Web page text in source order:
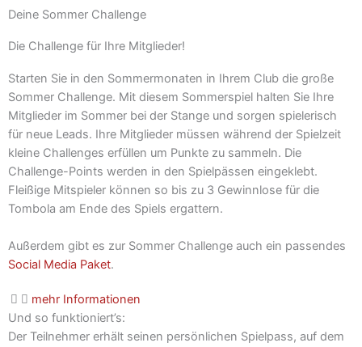
Deine Sommer Challenge
Die Challenge für Ihre Mitglieder!
Starten Sie in den Sommermonaten in Ihrem Club die große
Sommer Challenge. Mit diesem Sommerspiel halten Sie Ihre
Mitglieder im Sommer bei der Stange und sorgen spielerisch
für neue Leads. Ihre Mitglieder müssen während der Spielzeit
kleine Challenges erfüllen um Punkte zu sammeln. Die
Challenge-Points werden in den Spielpässen eingeklebt.
Fleißige Mitspieler können so bis zu 3 Gewinnlose für die
Tombola am Ende des Spiels ergattern.
Außerdem gibt es zur Sommer Challenge auch ein passendes
Social Media Paket.
mehr Informationen
Und so funktioniert’s:
Der Teilnehmer erhält seinen persönlichen Spielpass, auf dem